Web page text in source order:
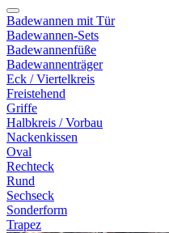
Badewannen mit Tür
Badewannen-Sets
Badewannenfüße
Badewannenträger
Eck / Viertelkreis
Freistehend
Griffe
Halbkreis / Vorbau
Nackenkissen
Oval
Rechteck
Rund
Sechseck
Sonderform
Trapez